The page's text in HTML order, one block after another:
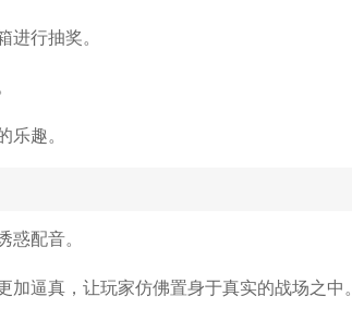
行抽奖。
趣。
配音。
逼真，让玩家仿佛置身于真实的战场之中。